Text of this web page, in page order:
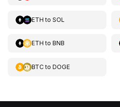
ETH to SOL
ETH to BNB
BTCto DOGE